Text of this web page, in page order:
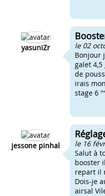
yasuniZr
le 02
Bonjour
galet
de
irais
stage 6
jessone pinhal
le 16
Salut à
booster
repart il
Dois-je
airsal